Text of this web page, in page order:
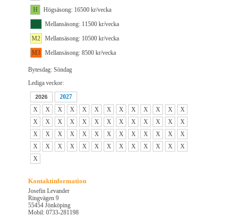
H
Högsäsong: 16500 kr/vecka
M1
Mellansäsong: 11500 kr/vecka
M2
Mellansäsong: 10500 kr/vecka
M3
Mellansäsong: 8500 kr/vecka
Bytesdag: Söndag
Lediga veckor:
2026
2027
X
X X X X X X X X X X X
X
X
X X X X X X X X X X X
X
X
X X X X X X X X X X X
X
X
X X X X X X X X X X X
X
X
Kontaktinformation
Josefin Levander
Ringvägen 9
55454 Jönköping
Mobil: 0733-281198